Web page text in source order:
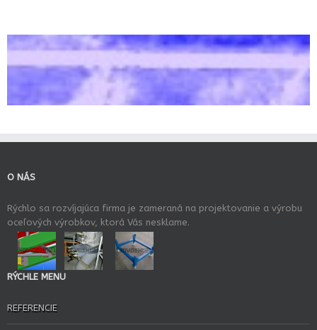
O NÁS
Rýchlo sa rozvíjajúca firma je zameraná na projektovanie a výrobu
oceľových výrobkov, ktorá Vás nesklame.
RÝCHLE MENU
REFERENCIE